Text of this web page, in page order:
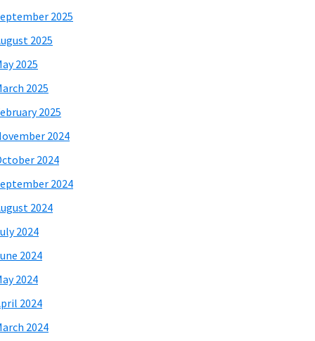
2025
2025
2025
2025
2025
2024
2024
2024
2024
2024
2024
2024
2024
2024